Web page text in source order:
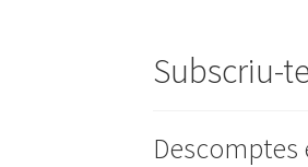
Subscriu-